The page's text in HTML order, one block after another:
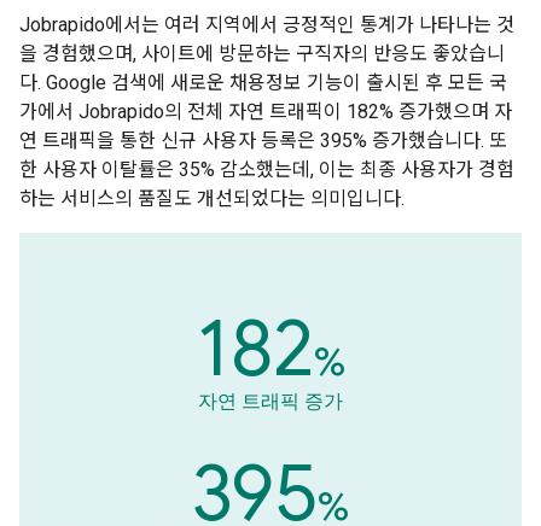
Jobrapido에서는 여러 지역에서 긍정적인 통계가 나타나는 것
을 경험했으며, 사이트에 방문하는 구직자의 반응도 좋았습니
다. Google 검색에 새로운 채용정보 기능이 출시된 후 모든 국
가에서 Jobrapido의 전체 자연 트래픽이 182% 증가했으며 자
연 트래픽을 통한 신규 사용자 등록은 395% 증가했습니다. 또
한 사용자 이탈률은 35% 감소했는데, 이는 최종 사용자가 경험
하는 서비스의 품질도 개선되었다는 의미입니다.
182%
자연 트래픽 증가
395%